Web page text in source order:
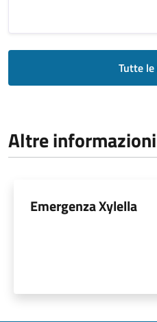
Tutte
Altre
Emergenza Xylella